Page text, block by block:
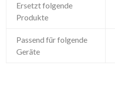
Ersetzt folgende
Produkte
Passend für folgende
Geräte